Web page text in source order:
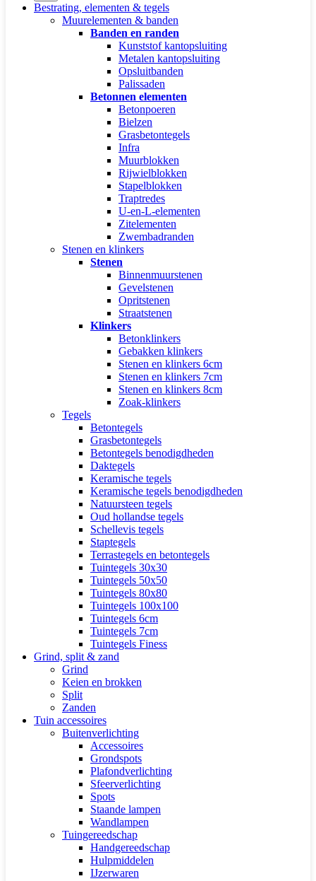
Bestrating, elementen & tegels
Muurelementen & banden
Banden en randen
Kunststof kantopsluiting
Metalen kantopsluiting
Opsluitbanden
Palissaden
Betonnen elementen
Betonpoeren
Bielzen
Grasbetontegels
Infra
Muurblokken
Rijwielblokken
Stapelblokken
Traptredes
U-en-L-elementen
Zitelementen
Zwembadranden
Stenen en klinkers
Stenen
Binnenmuurstenen
Gevelstenen
Opritstenen
Straatstenen
Klinkers
Betonklinkers
Gebakken klinkers
Stenen en klinkers 6cm
Stenen en klinkers 7cm
Stenen en klinkers 8cm
Zoak-klinkers
Tegels
Betontegels
Grasbetontegels
Betontegels benodigdheden
Daktegels
Keramische tegels
Keramische tegels benodigdheden
Natuursteen tegels
Oud hollandse tegels
Schellevis tegels
Staptegels
Terrastegels en betontegels
Tuintegels 30x30
Tuintegels 50x50
Tuintegels 80x80
Tuintegels 100x100
Tuintegels 6cm
Tuintegels 7cm
Tuintegels Finess
Grind, split & zand
Grind
Keien en brokken
Split
Zanden
Tuin accessoires
Buitenverlichting
Accessoires
Grondspots
Plafondverlichting
Sfeerverlichting
Spots
Staande lampen
Wandlampen
Tuingereedschap
Handgereedschap
Hulpmiddelen
IJzerwaren